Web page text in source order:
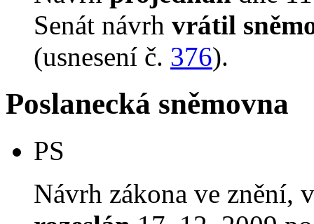
Senát návrh vrátil
(usnesení č. 376).
Poslanecká sněmovna
PS
Návrh zákona ve znění,